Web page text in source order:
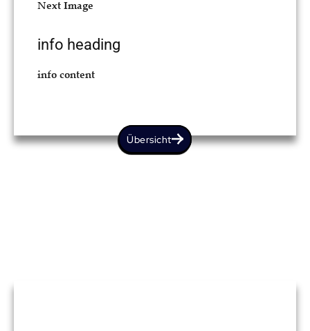
Next Image
info heading
info content
Übersicht